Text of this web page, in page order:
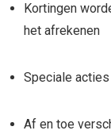
Kortingen
het afrekenen
Speciale
Af en toe